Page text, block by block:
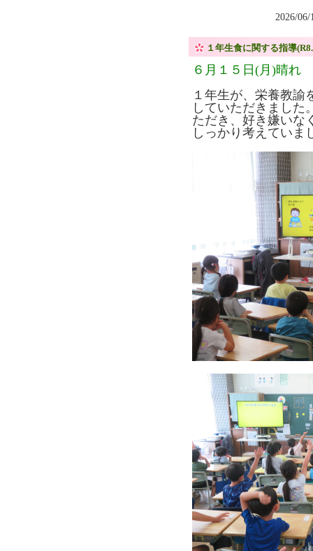
2026/
１年生食に関する指導
６月１５日(月)晴れ
１年生が、栄養教諭
していただきました
ただき、好き嫌いな
しっかり考えていま